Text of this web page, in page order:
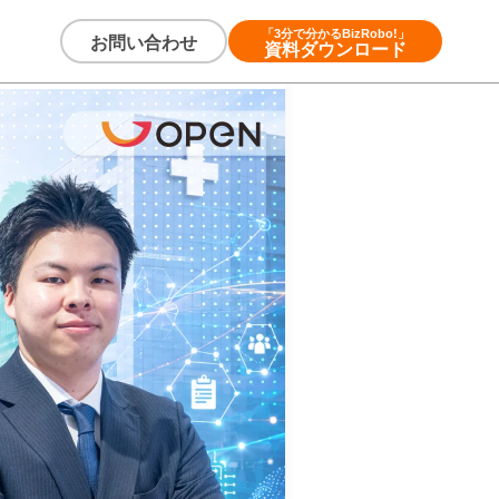
お問い合わせ 「3分で分かるBizRobo!」
資料ダウンロード